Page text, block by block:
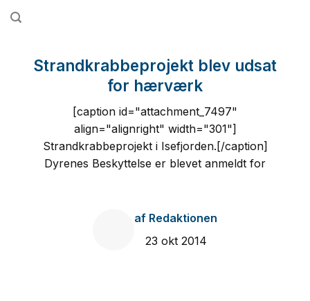
Fortsæt
Strandkrabbeprojekt blev udsat
for hærværk
[caption id="attachment_7497"
align="alignright" width="301"]
Strandkrabbeprojekt i Isefjorden.[/caption]
Dyrenes Beskyttelse er blevet anmeldt for
af Redaktionen
23 okt 2014